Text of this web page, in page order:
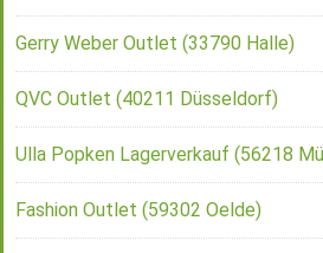
Gerry Weber Outlet (33790 Halle)
QVC Outlet (40211 Düsseldorf)
Ulla Popken Lagerverkauf (56218
Fashion Outlet (59302 Oelde)